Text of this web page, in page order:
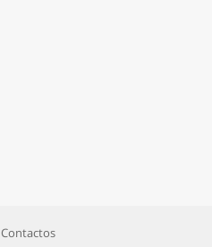
Contactos